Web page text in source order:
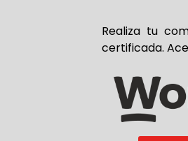
Realiza tu
certificada.